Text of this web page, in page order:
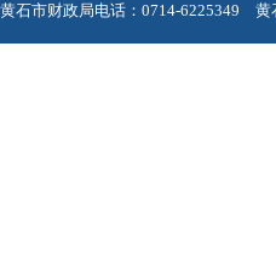
黄石市财政局电话：0714-6225349